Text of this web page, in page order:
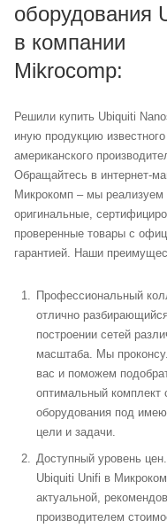
оборудования
в компании
Mikrocomp:
Решили купить Ubiquiti
иную продукцию известного
американского
Обращайтесь в интернет-
Микрокомп – мы реализуем
оригинальные,
проверенные товары с
гарантией. Наши
Профессиональный
отлично
построении сетей
масштаба. Мы
вас и поможем
оптимальный комплект
оборудования под
цели и задачи.
Доступный уровень
Ubiquiti Unifi в
актуальной,
производителем